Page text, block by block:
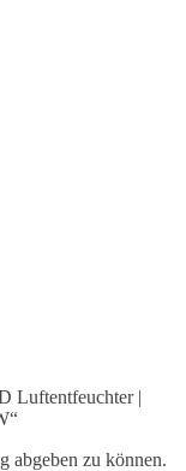
Luftentfeuchter |
abgeben zu können.